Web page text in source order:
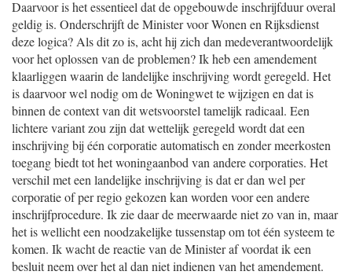
Daarvoor is het essentieel dat de opgebouwde inschrijfduur overal
geldig is. Onderschrijft de Minister voor Wonen en Rijksdienst
deze logica? Als dit zo is, acht hij zich dan medeverantwoordelijk
voor het oplossen van de problemen? Ik heb een amendement
klaarliggen waarin de landelijke inschrijving wordt geregeld. Het
is daarvoor wel nodig om de Woningwet te wijzigen en dat is
binnen de context van dit wetsvoorstel tamelijk radicaal. Een
lichtere variant zou zijn dat wettelijk geregeld wordt dat een
inschrijving bij één corporatie automatisch en zonder meerkosten
toegang biedt tot het woningaanbod van andere corporaties. Het
verschil met een landelijke inschrijving is dat er dan wel per
corporatie of per regio gekozen kan worden voor een andere
inschrijfprocedure. Ik zie daar de meerwaarde niet zo van in, maar
het is wellicht een noodzakelijke tussenstap om tot één systeem te
komen. Ik wacht de reactie van de Minister af voordat ik een
besluit neem over het al dan niet indienen van het amendement.